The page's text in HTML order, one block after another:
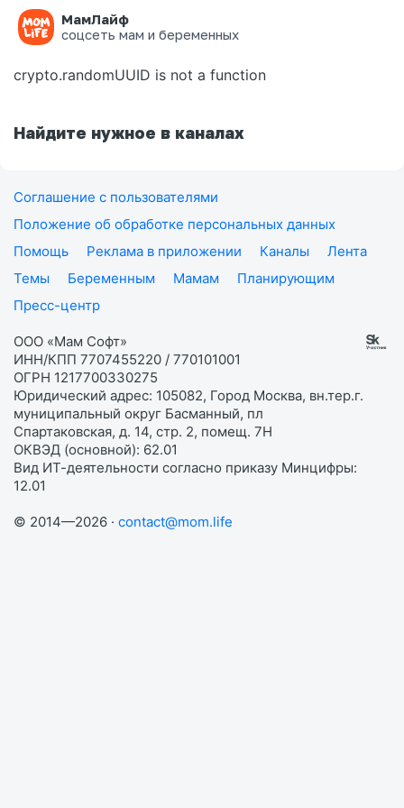
МамЛайф
соцсеть мам и беременных
Ошибка на странице
crypto.randomUUID is not a function
Найдите нужное в каналах
Соглашение с пользователями
Положение об обработке персональных данных
Помощь
Реклама в приложении Каналы
Лента
Темы
Беременным Мамам
Планирующим
Пресс-центр
ООО «Мам Софт»
ИНН/КПП 7707455220 / 770101001
ОГРН 1217700330275
Юридический адрес: 105082, Город Москва, вн.тер.г.
муниципальный округ Басманный, пл
Спартаковская, д. 14, стр. 2, помещ. 7Н
ОКВЭД (основной): 62.01
Вид ИТ-деятельности согласно приказу Минцифры:
12.01
© 2014—2026 · contact@mom.life